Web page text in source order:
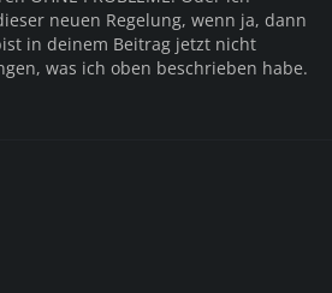
neuen Regelung, wenn ja, dann
in deinem Beitrag jetzt nicht
was ich oben beschrieben habe.